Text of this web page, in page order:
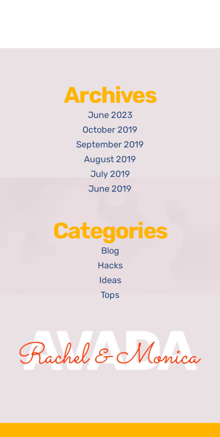
Archives
June 2023
October 2019
September 2019
August 2019
July 2019
June 2019
Categories
Blog
Hacks
Ideas
Tops